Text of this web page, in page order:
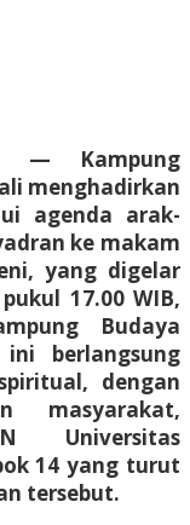
— Kampung
menghadirkan
agenda arak-
ke makam
yang digelar
17.00 WIB,
Budaya
berlangsung
dengan
masyarakat,
Universitas
14 yang turut
tersebut.